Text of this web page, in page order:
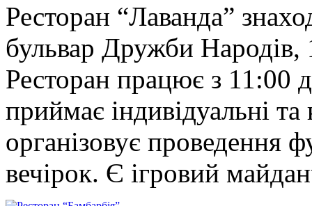
Ресторан “Лаванда”
бульвар Дружби
Ресторан працює з 11:00
приймає індивідуальні
організовує проведення
вечірок. Є ігровий